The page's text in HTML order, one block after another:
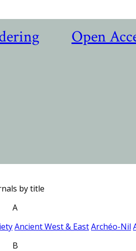
Open
by title
A
Ancient West & EastArchéo-Nil
B